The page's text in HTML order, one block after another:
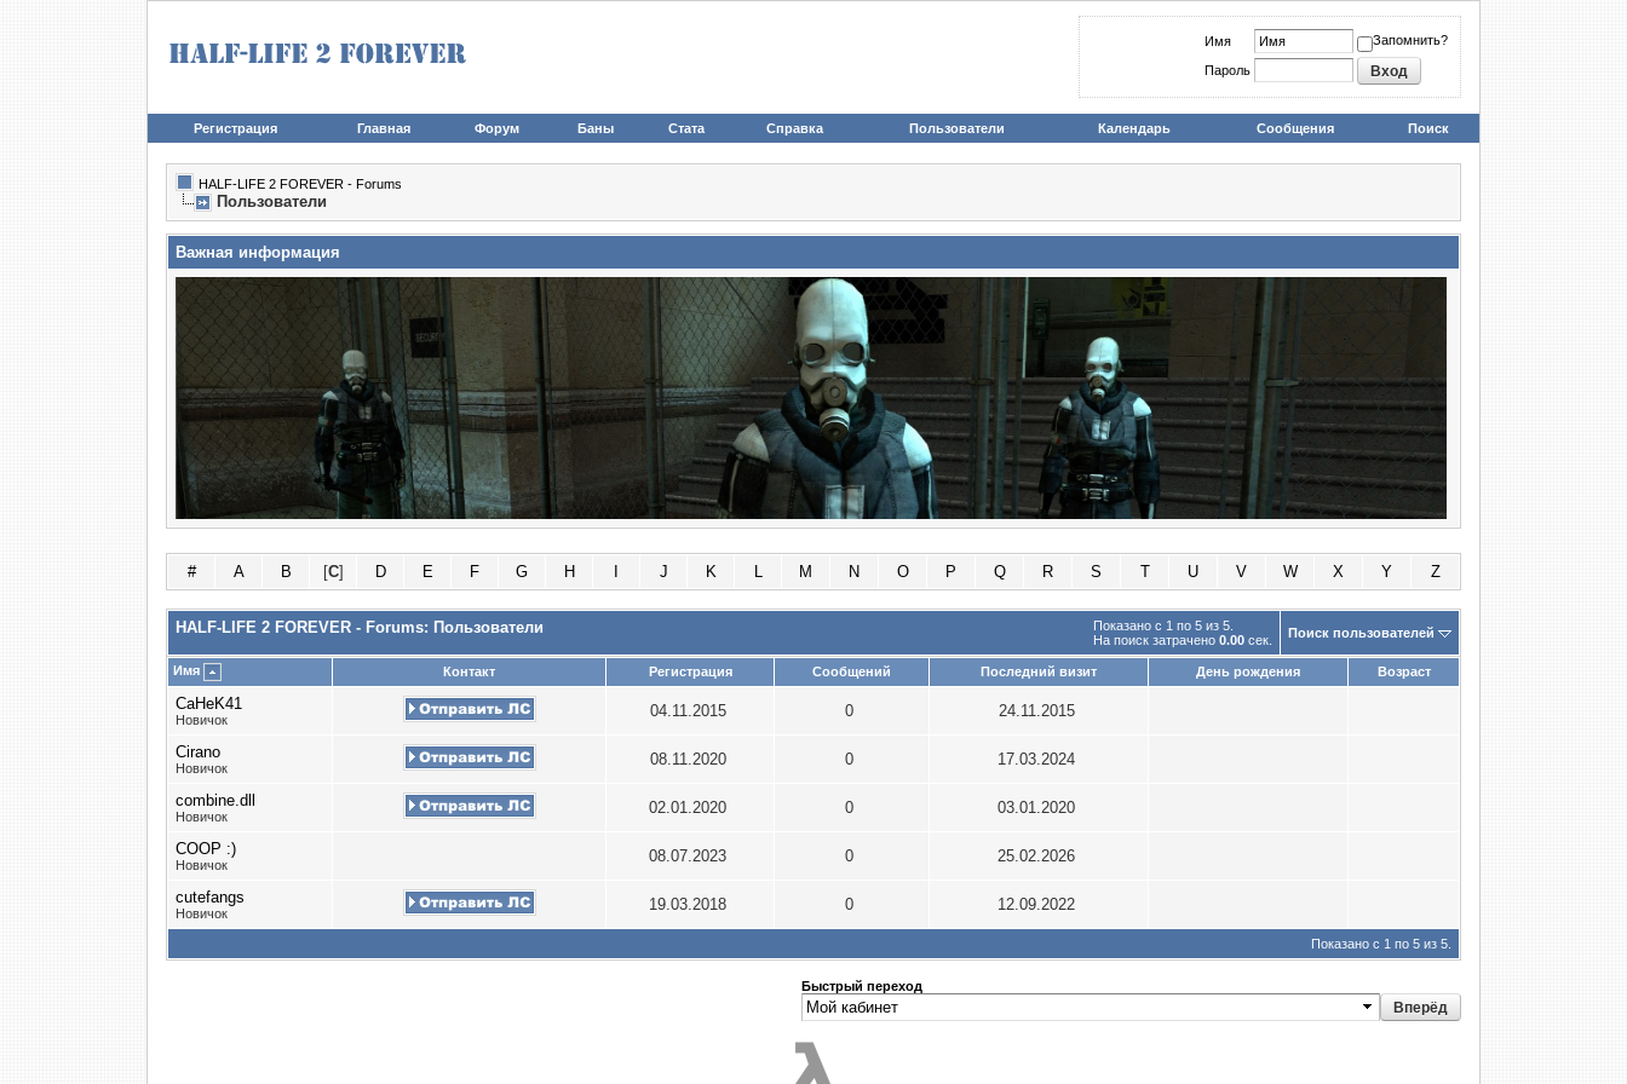
Имя Запомнить?
Пароль
Регистрация Главная Форум Баны Стата Справка Пользователи Календарь Сообщения Поиск
HALF-LIFE 2 FOREVER - Forums
Пользователи
Важная информация
# A B [C] D E F G H J K L M N O P Q R S T U V W X Y Z
Показано с 1 по 5 из 5.
На поиск затрачено 0.00 сек.
HALF-LIFE 2 FOREVER - Forums: Пользователи Поиск пользователей
Имя Контакт Регистрация Сообщений Последний визит День рождения Возраст
CaHeK41
Новичок 04.11.2015 0 24.11.2015
Cirano
Новичок 08.11.2020 0 17.03.2024
combine.dll
Новичок 02.01.2020 0 03.01.2020
COOP :)
Новичок 08.07.2023 0 25.02.2026
cutefangs
Новичок 19.03.2018 0 12.09.2022
Показано с 1 по 5 из 5.
Быстрый переход